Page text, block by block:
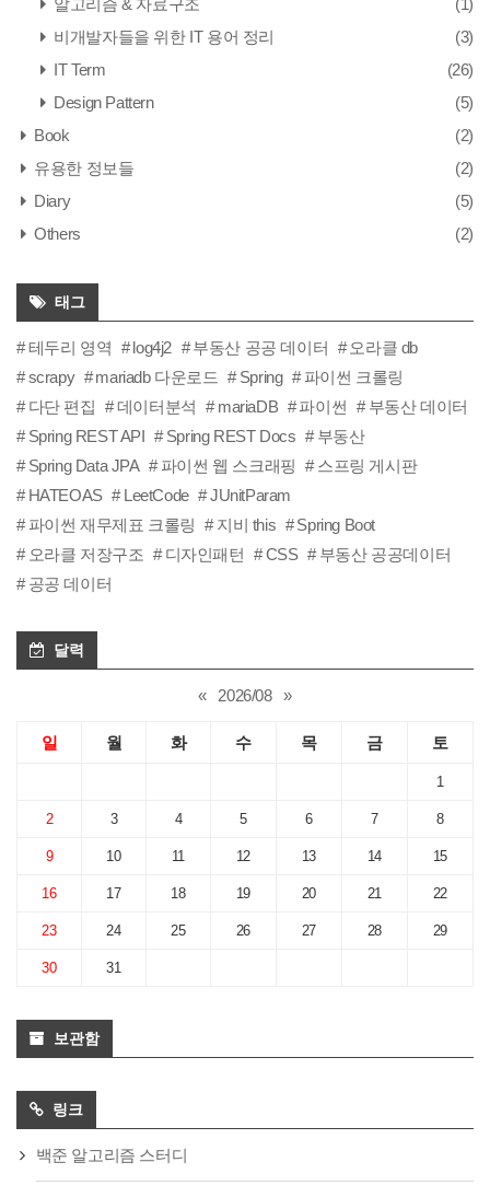
알고리즘 & 자료구조
(1)
비개발자들을 위한 IT 용어 정리
(3)
IT Term
(26)
Design Pattern
(5)
Book
(2)
유용한 정보들
(2)
Diary
(5)
Others
(2)
태그
테두리 영역 log4j2 부동산 공공 데이터
오라클 db
scrapy
mariadb 다운로드 Spring
파이썬 크롤링
다단 편집
데이터분석 mariaDB 파이썬
부동산 데이터
Spring REST API
Spring REST Docs
부동산
Spring Data JPA
파이썬 웹 스크래핑
스프링 게시판
HATEOAS
LeetCode
JUnitParam
파이썬 재무제표 크롤링
지비 this
Spring Boot
오라클 저장구조
디자인패턴 CSS
부동산 공공데이터
공공 데이터
달력
« 2026/08 »
일 월 화 수 목 금 토
1
2 3 4 5 6 7 8
9 10 11 12 13 14 15
16 17 18 19 20 21 22
23 24 25 26 27 28 29
30 31
보관함
링크
백준 알고리즘 스터디